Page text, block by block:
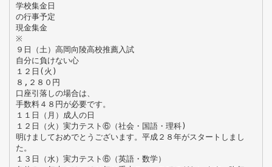
学校集金日
の行事予定
現金集金
※
９日（土）高岡向陵高校推薦入試
自分に負けない心
１２日(火)
８,２８０円
口座引落しの場合は、
手数料４８円が必要です。
１１日（月）成人の日
１２日（火）実力テスト⑥（社会・国語・理科)
明けましておめでとうございます。平成２８年がスタートしまし
た。
１３日（水）実力テスト⑥（英語・数学）